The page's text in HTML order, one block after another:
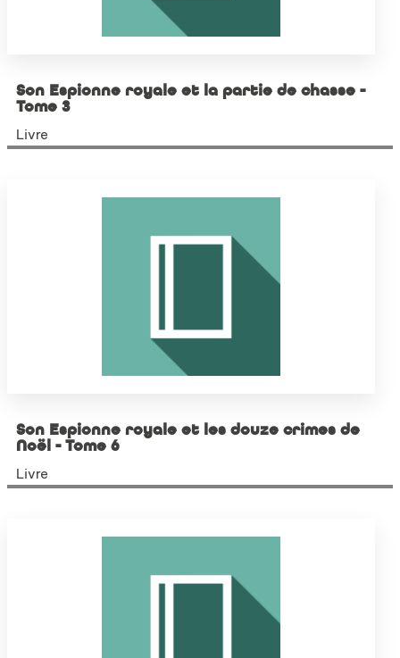
Son Espionne royale et la partie de chasse -
Tome 3
Livre
Son Espionne royale et les douze crimes de
Noël - Tome 6
Livre